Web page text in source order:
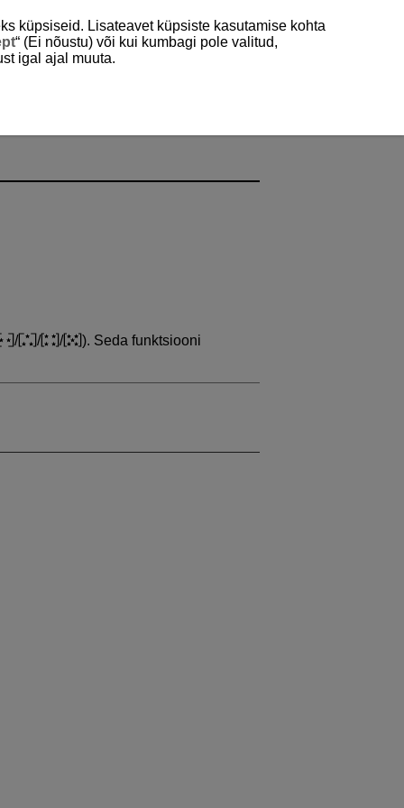
/ / /
). Seda funktsiooni
küpsiseid. Lisateavet küpsiste kasutamise kohta
“ (Ei nõustu) või kui kumbagi pole valitud,
igal ajal muuta.